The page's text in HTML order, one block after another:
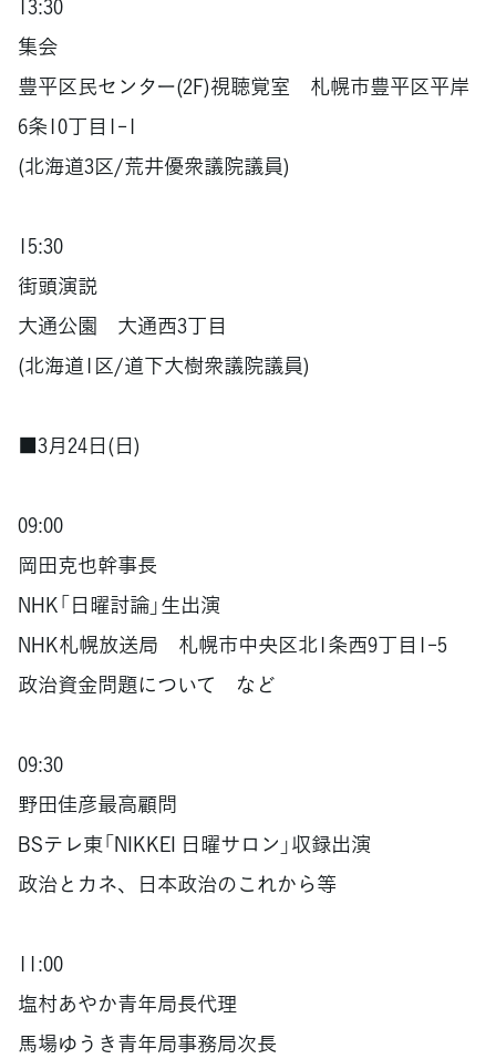
集会
豊平区民センター(2F)視聴覚室 札幌市豊平区平岸
6条10丁目1-1
(北海道3区/荒井優衆議院議員)
15:30
街頭演説
大通公園 大通西3丁目
(北海道1区/道下大樹衆議院議員)
■3月24日(日)
09:00
岡田克也幹事長
NHK「日曜討論」生出演
NHK札幌放送局 札幌市中央区北1条西9丁目1-5
政治資金問題について など
09:30
野田佳彦最高顧問
BSテレ東「NIKKEI 日曜サロン」収録出演
政治とカネ、日本政治のこれから等
11:00
塩村あやか青年局長代理
馬場ゆうき青年局事務局次長